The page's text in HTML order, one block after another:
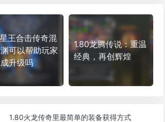
王合击传奇混
可以帮助玩家
升级吗
1.80龙腾传说：重温
经典，再创辉煌
1.80火龙传奇里最简单的装备获得方式